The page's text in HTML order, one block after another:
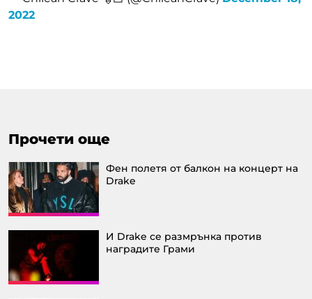
2022
Прочети още
Фен полетя от балкон на концерт на
Drake
И Drake се размрънка против
наградите Грами